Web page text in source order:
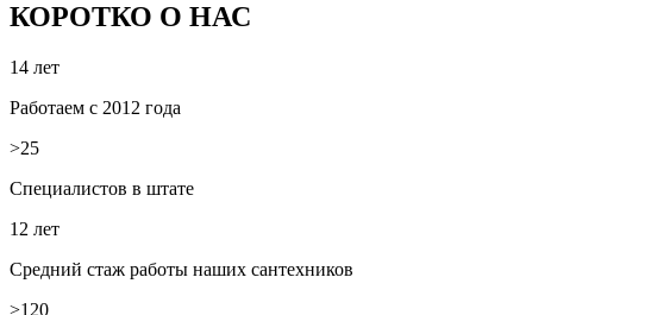
КОРОТКО О НАС
14 лет
Работаем с 2012 года
>25
Специалистов в штате
12 лет
Средний стаж работы наших сантехников
>120